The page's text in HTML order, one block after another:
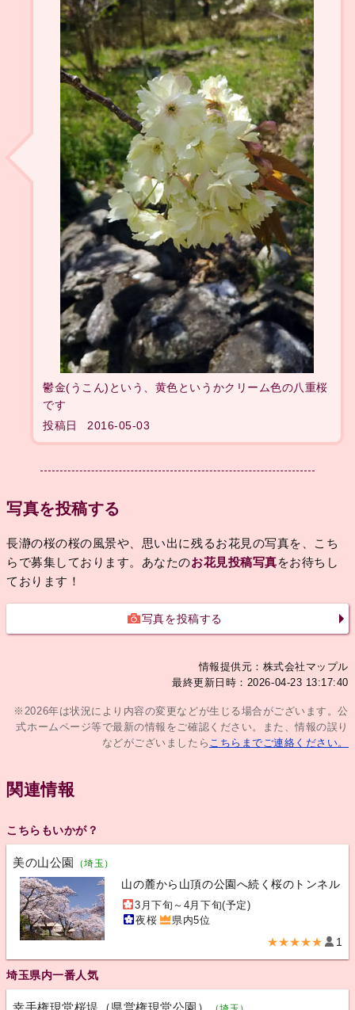
鬱金(うこん)という、黄色というかクリーム色の八重桜
です
投稿日
2016-05-03
写真を投稿する
長瀞の桜の桜の風景や、思い出に残るお花見の写真を、こち
らで募集しております。あなたのお花見投稿写真をお待ちし
ております！
写真を投稿する
情報提供元：株式会社マップル
最終更新日時：2026-04-23 13:17:40
※2026年は状況により内容の変更などが生じる場合がございます。公
式ホームページ等で最新の情報をご確認ください。また、情報の誤り
などがございましたら こちらまでご連絡ください。
関連情報
こちらもいかが？
美の山公園 （埼玉）
山の麓から山頂の公園へ続く桜のトンネル
3月下旬～4月下旬(予定)
夜桜
県内5位
★★★★★ 1
埼玉県内一番人気
幸手権現堂桜堤（県営権現堂公園）